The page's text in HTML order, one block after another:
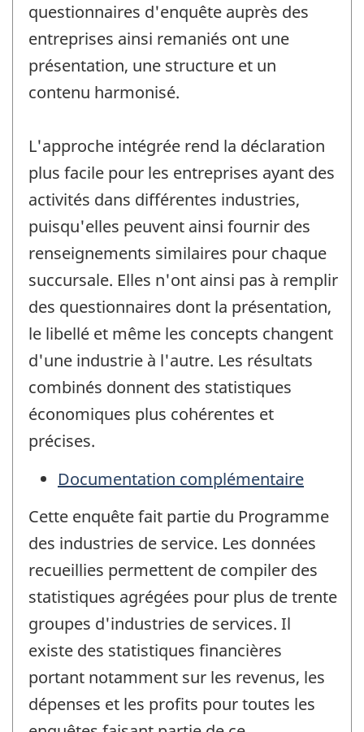
questionnaires d'enquête auprès des
entreprises ainsi remaniés ont une
présentation, une structure et un
contenu harmonisé.
L'approche intégrée rend la déclaration
plus facile pour les entreprises ayant des
activités dans différentes industries,
puisqu'elles peuvent ainsi fournir des
renseignements similaires pour chaque
succursale. Elles n'ont ainsi pas à remplir
des questionnaires dont la présentation,
le libellé et même les concepts changent
d'une industrie à l'autre. Les résultats
combinés donnent des statistiques
économiques plus cohérentes et
précises.
Documentation complémentaire
Cette enquête fait partie du Programme
des industries de service. Les données
recueillies permettent de compiler des
statistiques agrégées pour plus de trente
groupes d'industries de services. Il
existe des statistiques financières
portant notamment sur les revenus, les
dépenses et les profits pour toutes les